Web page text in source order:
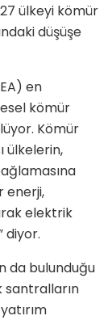
ülkeyi kömür
düşüşe
en
kömür
Kömür
ülkelerin,
enerji,
elektrik
diyor.
da bulunduğu
santralların